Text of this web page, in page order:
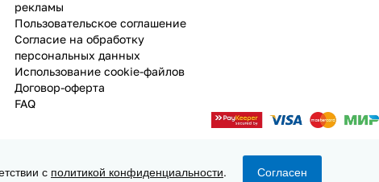
рекламы
Пользовательское соглашение
Согласие на обработку
персональных данных
Использование cookie-файлов
Договор-оферта
FAQ
Конфиденциальность
с политикой конфиденциальности. Согласен